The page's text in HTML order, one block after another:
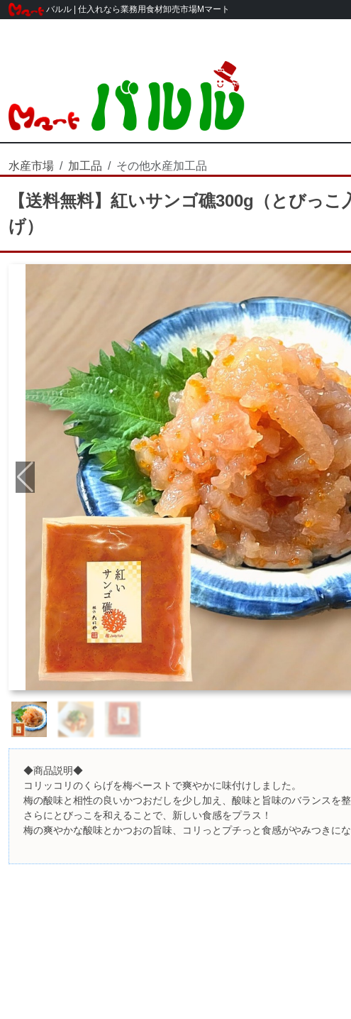
バルル | 仕入れなら業務用食材卸売市場Mマート
水産市場 加工品 その他水産加工品
【送料無料】紅いサンゴ礁300g（とびっこ
げ）
◆商品説明◆
コリッコリのくらげを梅ペーストで爽やかに味付けしました。
梅の酸味と相性の良いかつおだしを少し加え、酸味と旨味のバランスを整
さらにとびっこを和えることで、新しい食感をプラス！
梅の爽やかな酸味とかつおの旨味、コリっとプチっと食感がやみつきにな